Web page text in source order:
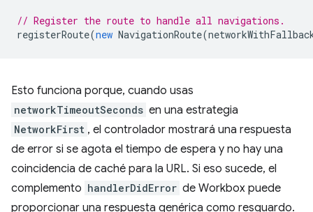
// Register the route to handle all navigations.
registerRoute(new NavigationRoute(
Esto funciona porque, cuando usas
networkTimeoutSeconds en una estrategia
NetworkFirst , el controlador mostrará una respuesta
de error si se agota el tiempo de espera y no hay una
coincidencia de caché para la URL. Si eso sucede, el
complemento handlerDidError de Workbox puede
proporcionar una respuesta genérica como resguardo.